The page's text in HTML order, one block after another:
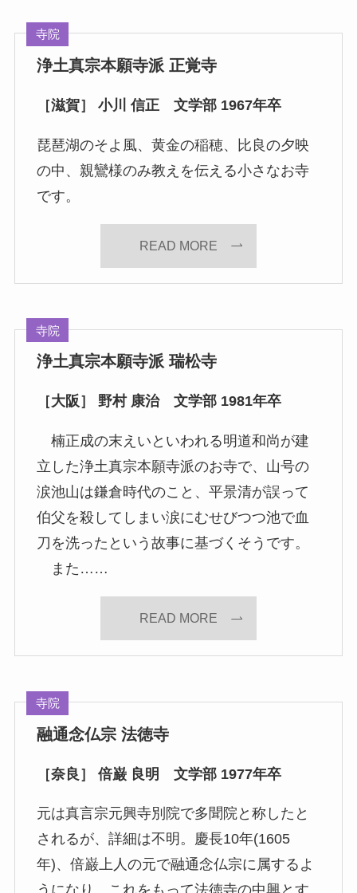
寺院
浄土真宗本願寺派 正覚寺
［滋賀］ 小川 信正 文学部 1967年卒
琵琶湖のそよ風、黄金の稲穂、比良の夕映
の中、親鸞様のみ教えを伝える小さなお寺
です。
READ MORE
寺院
浄土真宗本願寺派 瑞松寺
［大阪］ 野村 康治 文学部 1981年卒
楠正成の末えいといわれる明道和尚が建
立した浄土真宗本願寺派のお寺で、山号の
涙池山は鎌倉時代のこと、平景清が誤って
伯父を殺してしまい涙にむせびつつ池で血
刀を洗ったという故事に基づくそうです。
また……
READ MORE
寺院
融通念仏宗 法徳寺
［奈良］ 倍巌 良明 文学部 1977年卒
元は真言宗元興寺別院で多聞院と称したと
されるが、詳細は不明。慶長10年(1605
年)、倍巌上人の元で融通念仏宗に属するよ